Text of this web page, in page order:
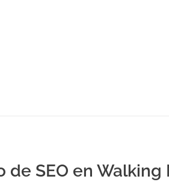
de SEO en Walking